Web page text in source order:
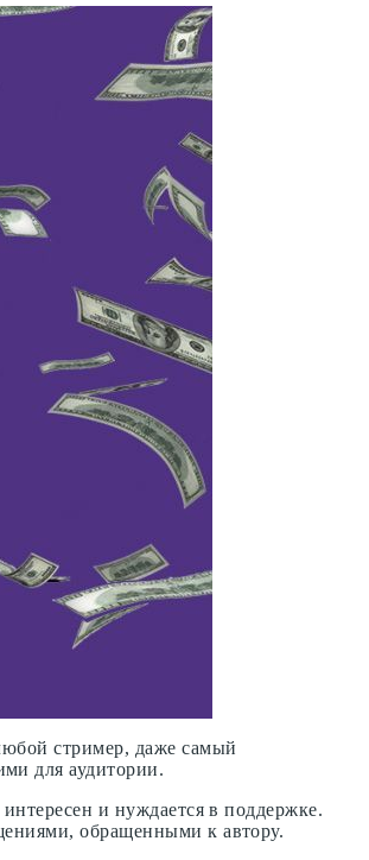
стример, даже самый
для аудитории.
и нуждается в поддержке.
обращенными к автору.